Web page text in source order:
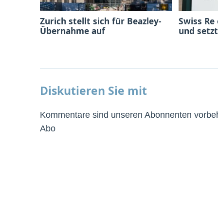
Zurich stellt sich für Beazley-
Übernahme auf
Swiss
und
Diskutieren Sie mit
Kommentare sind unseren Abonnenten
Abo